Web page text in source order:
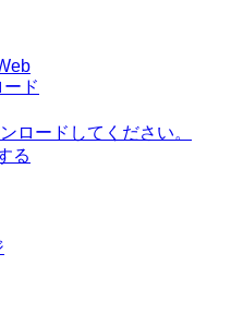
ド
ロードしてください。
る